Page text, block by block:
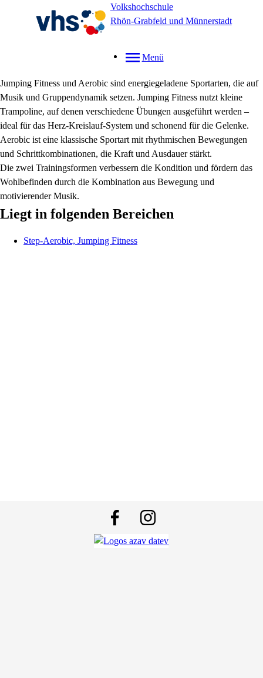
Volkshochschule
Rhön-Grabfeld und Münnerstadt
Menü
Jumping Fitness und Aerobic sind energiegeladene Sportarten, die auf
Musik und Gruppendynamik setzen. Jumping Fitness nutzt kleine
Trampoline, auf denen verschiedene Übungen ausgeführt werden –
ideal für das Herz-Kreislauf-System und schonend für die Gelenke.
Aerobic ist eine klassische Sportart mit rhythmischen Bewegungen
und Schrittkombinationen, die Kraft und Ausdauer stärkt.
Die zwei Trainingsformen verbessern die Kondition und fördern das
Wohlbefinden durch die Kombination aus Bewegung und
motivierender Musik.
Liegt in folgenden Bereichen
Step-Aerobic, Jumping Fitness